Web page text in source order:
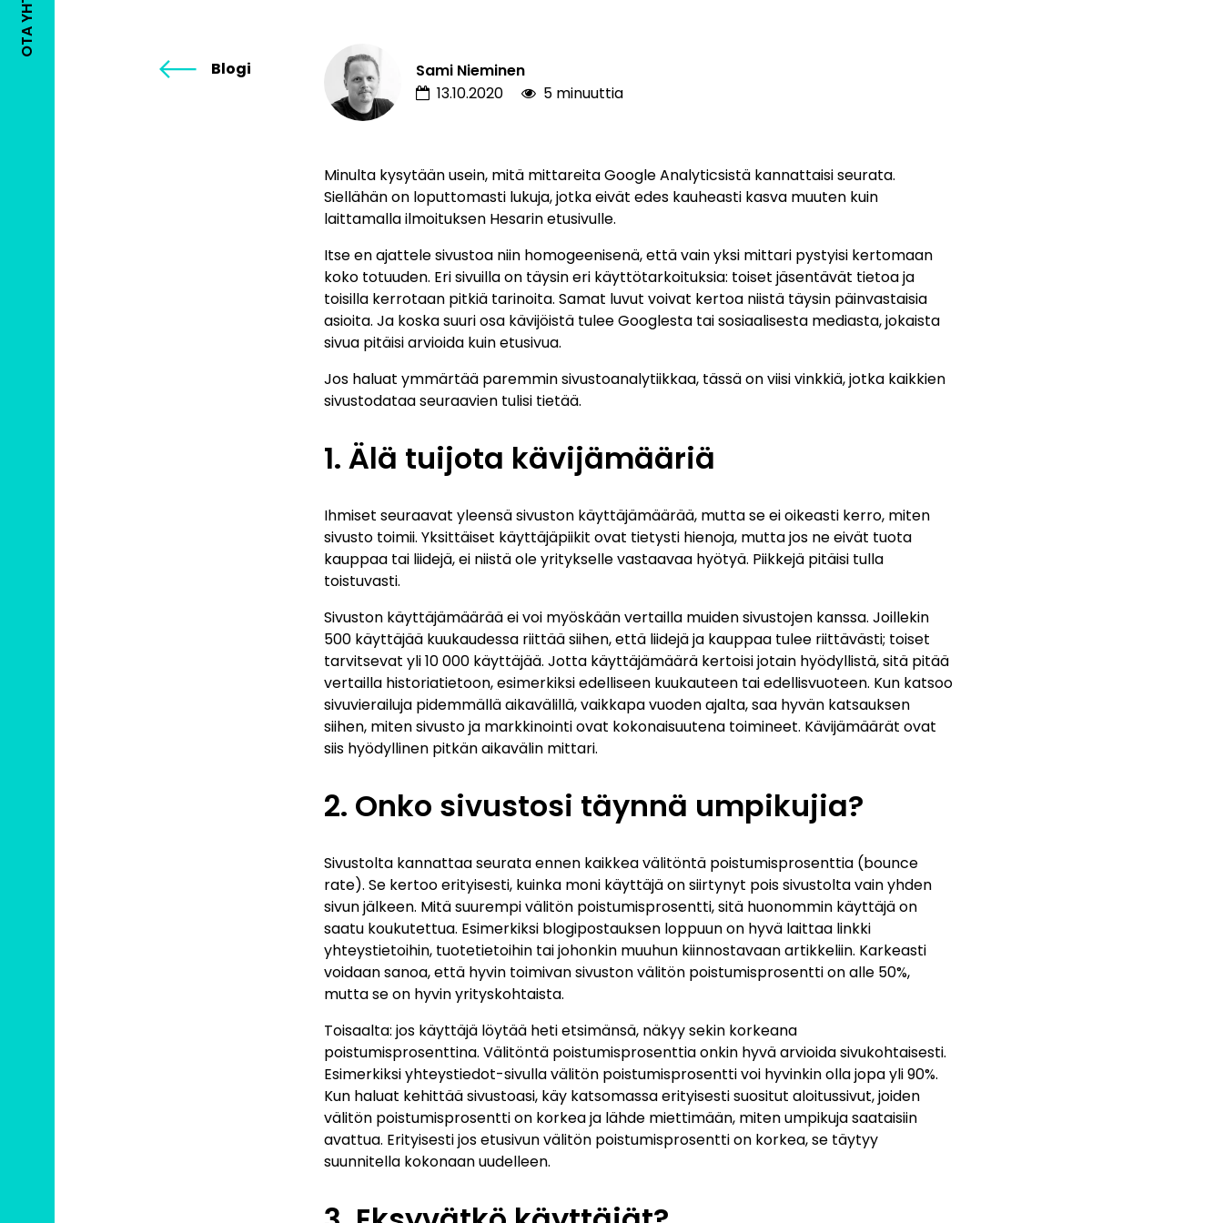
Blogi
Sami Nieminen
13.10.2020
5 minuuttia
Minulta kysytään usein, mitä mittareita Google Analyticsistä kannattaisi seurata.
Siellähän on loputtomasti lukuja, jotka eivät edes kauheasti kasva muuten kuin
laittamalla ilmoituksen Hesarin etusivulle.
Itse en ajattele sivustoa niin homogeenisenä, että vain yksi mittari pystyisi kertomaan
koko totuuden. Eri sivuilla on täysin eri käyttötarkoituksia: toiset jäsentävät tietoa ja
toisilla kerrotaan pitkiä tarinoita. Samat luvut voivat kertoa niistä täysin päinvastaisia
asioita. Ja koska suuri osa kävijöistä tulee Googlesta tai sosiaalisesta mediasta, jokaista
sivua pitäisi arvioida kuin etusivua.
Jos haluat ymmärtää paremmin sivustoanalytiikkaa, tässä on viisi vinkkiä, jotka kaikkien
sivustodataa seuraavien tulisi tietää.
1. Älä tuijota kävijämääriä
Ihmiset seuraavat yleensä sivuston käyttäjämäärää, mutta se ei oikeasti kerro, miten
sivusto toimii. Yksittäiset käyttäjäpiikit ovat tietysti hienoja, mutta jos ne eivät tuota
kauppaa tai liidejä, ei niistä ole yritykselle vastaavaa hyötyä. Piikkejä pitäisi tulla
toistuvasti.
Sivuston käyttäjämäärää ei voi myöskään vertailla muiden sivustojen kanssa. Joillekin
500 käyttäjää kuukaudessa riittää siihen, että liidejä ja kauppaa tulee riittävästi; toiset
tarvitsevat yli 10 000 käyttäjää. Jotta käyttäjämäärä kertoisi jotain hyödyllistä, sitä pitää
vertailla historiatietoon, esimerkiksi edelliseen kuukauteen tai edellisvuoteen. Kun katsoo
sivuvierailuja pidemmällä aikavälillä, vaikkapa vuoden ajalta, saa hyvän katsauksen
siihen, miten sivusto ja markkinointi ovat kokonaisuutena toimineet. Kävijämäärät ovat
siis hyödyllinen pitkän aikavälin mittari.
2. Onko sivustosi täynnä umpikujia?
Sivustolta kannattaa seurata ennen kaikkea välitöntä poistumisprosenttia (bounce
rate). Se kertoo erityisesti, kuinka moni käyttäjä on siirtynyt pois sivustolta vain yhden
sivun jälkeen. Mitä suurempi välitön poistumisprosentti, sitä huonommin käyttäjä on
saatu koukutettua. Esimerkiksi blogipostauksen loppuun on hyvä laittaa linkki
yhteystietoihin, tuotetietoihin tai johonkin muuhun kiinnostavaan artikkeliin. Karkeasti
voidaan sanoa, että hyvin toimivan sivuston välitön poistumisprosentti on alle 50%,
mutta se on hyvin yrityskohtaista.
Toisaalta: jos käyttäjä löytää heti etsimänsä, näkyy sekin korkeana
poistumisprosenttina. Välitöntä poistumisprosenttia onkin hyvä arvioida sivukohtaisesti.
Esimerkiksi yhteystiedot-sivulla välitön poistumisprosentti voi hyvinkin olla jopa yli 90%.
Kun haluat kehittää sivustoasi, käy katsomassa erityisesti suositut aloitussivut, joiden
välitön poistumisprosentti on korkea ja lähde miettimään, miten umpikuja saataisiin
avattua. Erityisesti jos etusivun välitön poistumisprosentti on korkea, se täytyy
suunnitella kokonaan uudelleen.